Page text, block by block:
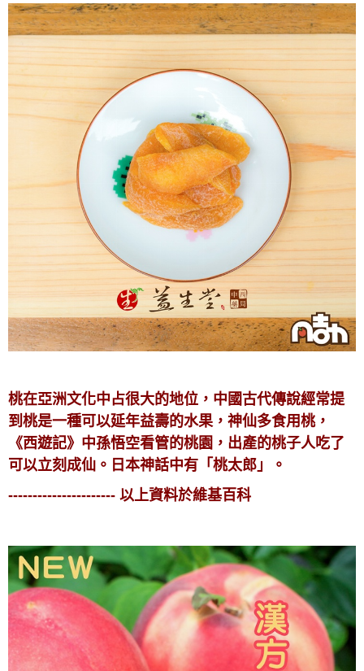
桃在亞洲文化中占很大的地位，中國古代傳說經常提
到桃是一種可以延年益壽的水果，神仙多食用桃，
《西遊記》中孫悟空看管的桃園，出產的桃子人吃了
可以立刻成仙。日本神話中有「桃太郎」。
---------------------- 以上資料於維基百科